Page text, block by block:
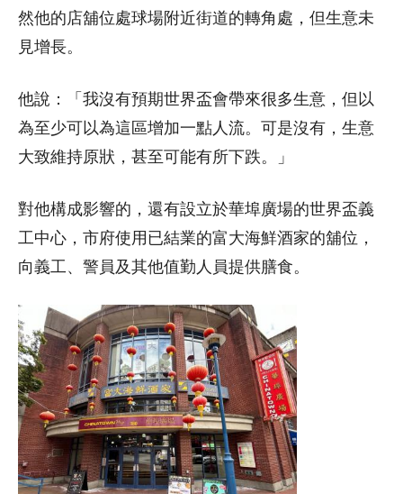
然他的店舖位處球場附近街道的轉角處，但生意未
見增長。
他說：「我沒有預期世界盃會帶來很多生意，但以
為至少可以為這區增加一點人流。可是沒有，生意
大致維持原狀，甚至可能有所下跌。」
對他構成影響的，還有設立於華埠廣場的世界盃義
工中心，市府使用已結業的富大海鮮酒家的舖位，
向義工、警員及其他值勤人員提供膳食。